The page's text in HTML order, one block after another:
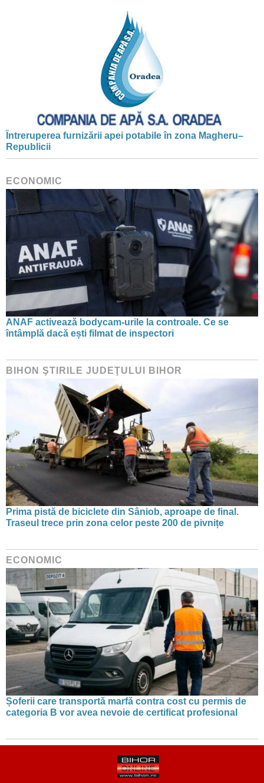
Întreruperea furnizării apei potabile în zona Magheru–
Republicii
ECONOMIC
ANAF activează bodycam-urile la controale. Ce se
întâmplă dacă ești filmat de inspectori
BIHON ŞTIRILE JUDEŢULUI BIHOR
Prima pistă de biciclete din Sâniob, aproape de final.
Traseul trece prin zona celor peste 200 de pivnițe
ECONOMIC
Șoferii care transportă marfă contra cost cu permis de
categoria B vor avea nevoie de certificat profesional